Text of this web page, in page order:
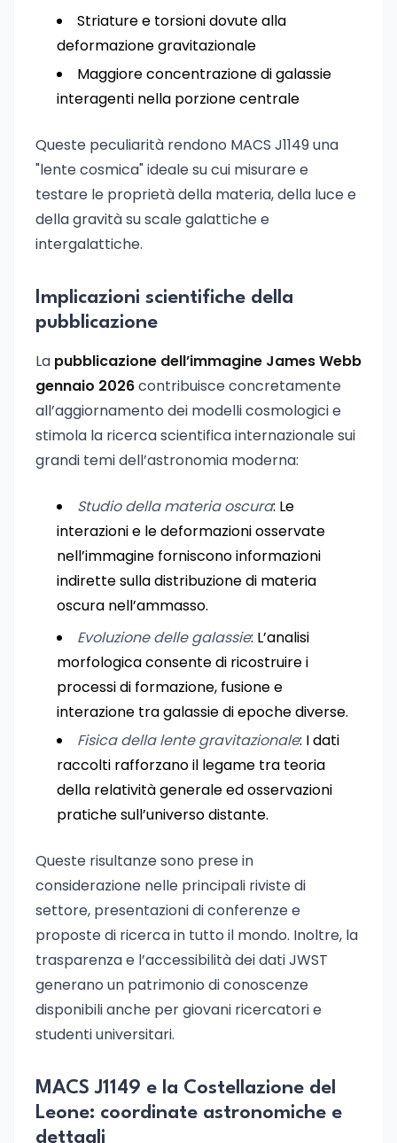
Striature e torsioni dovute alla
deformazione gravitazionale
Maggiore concentrazione di galassie
interagenti nella porzione centrale
Queste peculiarità rendono MACS J1149 una
"lente cosmica" ideale su cui misurare e
testare le proprietà della materia, della luce e
della gravità su scale galattiche e
intergalattiche.
Implicazioni scientifiche della
pubblicazione
La pubblicazione dell’immagine James Webb
gennaio 2026contribuisce concretamente
all’aggiornamento dei modelli cosmologici e
stimola la ricerca scientifica internazionale sui
grandi temi dell’astronomia moderna:
Studio della materia oscura: Le
interazioni e le deformazioni osservate
nell’immagine forniscono informazioni
indirette sulla distribuzione di materia
oscura nell’ammasso.
Evoluzione delle galassie: L’analisi
morfologica consente di ricostruire i
processi di formazione, fusione e
interazione tra galassie di epoche diverse.
Fisica della lente gravitazionale: I dati
raccolti rafforzano il legame tra teoria
della relatività generale ed osservazioni
pratiche sull’universo distante.
Queste risultanze sono prese in
considerazione nelle principali riviste di
settore, presentazioni di conferenze e
proposte di ricerca in tutto il mondo. Inoltre, la
trasparenza e l’accessibilità dei dati JWST
generano un patrimonio di conoscenze
disponibili anche per giovani ricercatori e
studenti universitari.
MACS J1149 e la Costellazione del
Leone: coordinate astronomiche e
dettagli